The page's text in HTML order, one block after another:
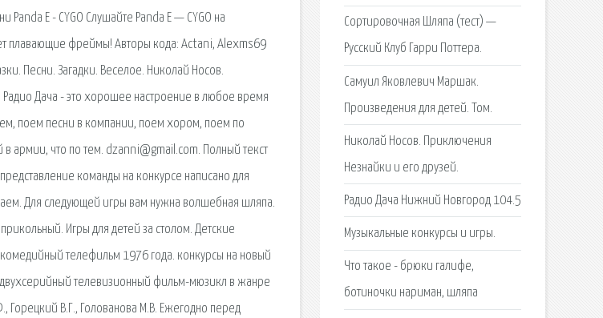
E - CYGO Слушайте Panda E — CYGO на
плавающие фреймы! Авторы кода: Actani, Alexms69
Песни. Загадки. Веселое. Николай Носов.
Дача - это хорошее настроение в любое время
поем песни в компании, поем хором, поем по
армии, что по тем. dzanni@gmail.com. Полный текст
команды на конкурсе написано для
Для следующей игры вам нужна волшебная шляпа.
Игры для детей за столом. Детские
телефильм 1976 года. конкурсы на новый
телевизионный фильм-мюзикл в жанре
Горецкий В.Г., Голованова М.В. Ежегодно перед
Сортировочная Шляпа (тест) —
Русский Клуб Гарри Поттера.
Самуил Яковлевич Маршак.
Произведения для детей. Том.
Николай Носов. Приключения
Незнайки и его друзей.
Радио Дача Нижний Новгород 104.5
Музыкальные конкурсы и игры.
Что такое - брюки галифе,
ботиночки нариман, шляпа